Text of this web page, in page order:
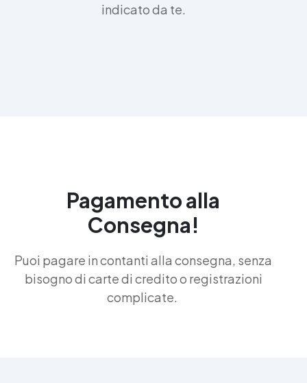
indicato da te.
Pagamento alla
Consegna!
Puoi pagare in contanti alla consegna, senza
bisogno di carte di credito o registrazioni
complicate.